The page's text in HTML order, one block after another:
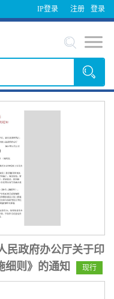
IP登录 登录
注册
民政府办公厅关于印
细则》的通知
现行